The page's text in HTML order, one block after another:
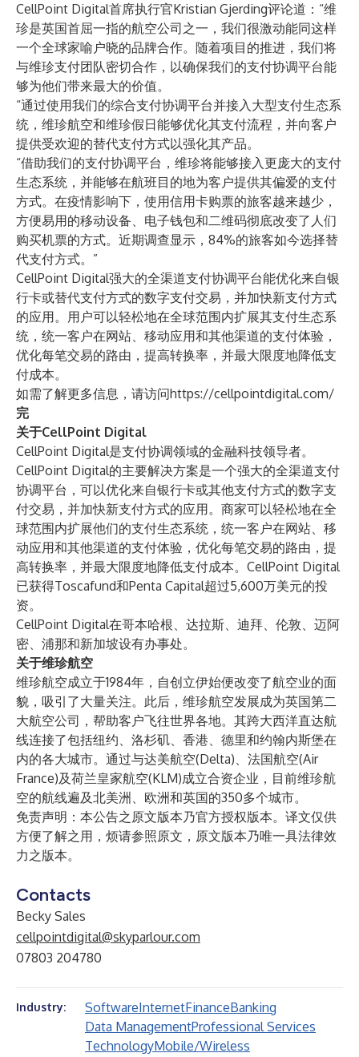
CellPoint Digital首席执行官Kristian Gjerding评论道：“维
珍是英国首屈一指的航空公司之一，我们很激动能同这样
一个全球家喻户晓的品牌合作。随着项目的推进，我们将
与维珍支付团队密切合作，以确保我们的支付协调平台能
够为他们带来最大的价值。
“通过使用我们的综合支付协调平台并接入大型支付生态系
统，维珍航空和维珍假日能够优化其支付流程，并向客户
提供受欢迎的替代支付方式以强化其产品。
“借助我们的支付协调平台，维珍将能够接入更庞大的支付
生态系统，并能够在航班目的地为客户提供其偏爱的支付
方式。在疫情影响下，使用信用卡购票的旅客越来越少，
方便易用的移动设备、电子钱包和二维码彻底改变了人们
购买机票的方式。近期调查显示，84%的旅客如今选择替
代支付方式。”
CellPoint Digital强大的全渠道支付协调平台能优化来自银
行卡或替代支付方式的数字支付交易，并加快新支付方式
的应用。用户可以轻松地在全球范围内扩展其支付生态系
统，统一客户在网站、移动应用和其他渠道的支付体验，
优化每笔交易的路由，提高转换率，并最大限度地降低支
付成本。
如需了解更多信息，请访问https://cellpointdigital.com/
完
关于CellPoint Digital
CellPoint Digital是支付协调领域的金融科技领导者。
CellPoint Digital的主要解决方案是一个强大的全渠道支付
协调平台，可以优化来自银行卡或其他支付方式的数字支
付交易，并加快新支付方式的应用。商家可以轻松地在全
球范围内扩展他们的支付生态系统，统一客户在网站、移
动应用和其他渠道的支付体验，优化每笔交易的路由，提
高转换率，并最大限度地降低支付成本。CellPoint Digital
已获得Toscafund和Penta Capital超过5,600万美元的投
资。
CellPoint Digital在哥本哈根、达拉斯、迪拜、伦敦、迈阿
密、浦那和新加坡设有办事处。
关于维珍航空
维珍航空成立于1984年，自创立伊始便改变了航空业的面
貌，吸引了大量关注。此后，维珍航空发展成为英国第二
大航空公司，帮助客户飞往世界各地。其跨大西洋直达航
线连接了包括纽约、洛杉矶、香港、德里和约翰内斯堡在
内的各大城市。通过与达美航空(Delta)、法国航空(Air
France)及荷兰皇家航空(KLM)成立合资企业，目前维珍航
空的航线遍及北美洲、欧洲和英国的350多个城市。
免责声明：本公告之原文版本乃官方授权版本。译文仅供
方便了解之用，烦请参照原文，原文版本乃唯一具法律效
力之版本。
Contacts
Becky Sales
cellpointdigital@skyparlour.com
07803 204780
Industry: SoftwareInternetFinanceBanking
Data ManagementProfessional Services
TechnologyMobile/Wireless